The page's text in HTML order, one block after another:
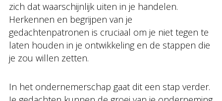
zich dat waarschijnlijk uiten in je handelen.
Herkennen en begrijpen van je
gedachtenpatronen is cruciaal om je niet tegen te
laten houden in je ontwikkeling en de stappen die
je zou willen zetten.
In het ondernemerschap gaat dit een stap verder.